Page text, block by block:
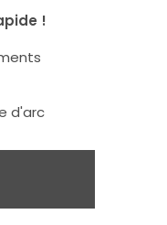
!
d'arc